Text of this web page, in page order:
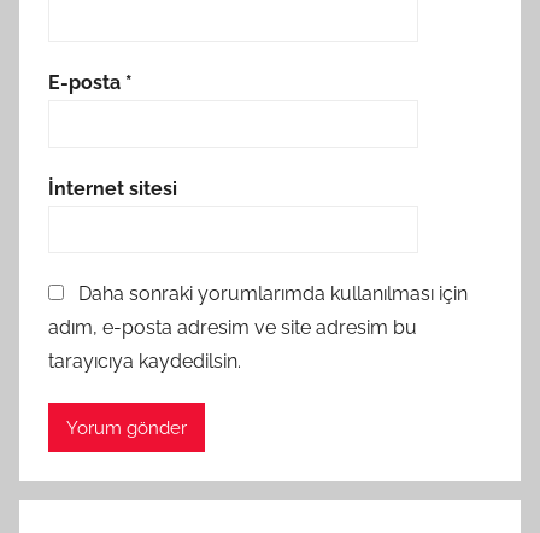
E-posta *
İnternet sitesi
Daha sonraki yorumlarımda kullanılması için
adım, e-posta adresim ve site adresim bu
tarayıcıya kaydedilsin.